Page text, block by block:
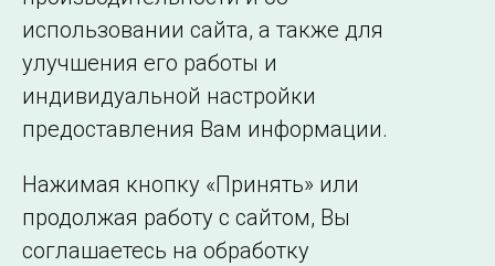
©2005–2026 АО «СО ЕЭС»
Филиалы и
представительства
образовательной
организации
использовании сайта, а также для
улучшения его работы и
индивидуальной настройки
предоставления Вам информации.
Нажимая кнопку «Принять» или
продолжая работу с сайтом, Вы
соглашаетесь на обработку